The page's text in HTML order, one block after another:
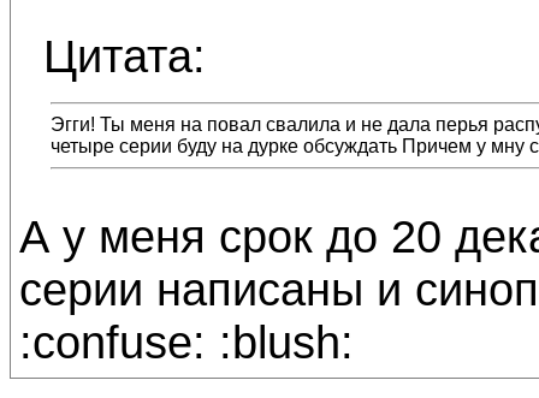
Цитата:
Эгги! Ты меня на повал свалила и не дала перья
четыре серии буду на дурке обсуждать Причем у мну
А у меня срок до 20
серии написаны и
:confuse: :blush: